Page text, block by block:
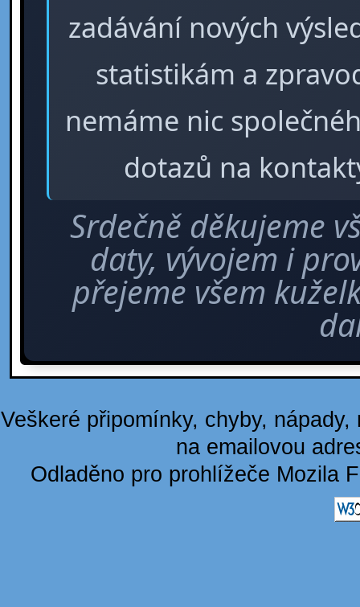
zadávání nových
statistikám a
nemáme nic
dotazů na
Srdečně děkujeme
daty, vývojem i
přejeme všem
Veškeré připomínky, chyby,
na emailovou
Odladěno pro prohlížeče Mozila